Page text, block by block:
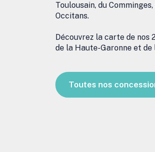
Toulousain, du
Occitans.
Découvrez la carte de nos
de la Haute-Garonne et de
Toutes nos